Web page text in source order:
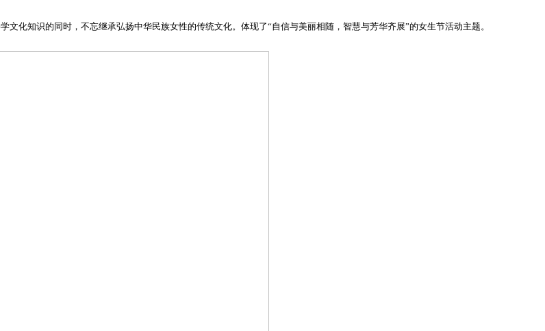
化知识的同时，不忘继承弘扬中华民族女性的传统文化。体现了“自信与美丽相随，智慧与芳华齐展”的女生节活动主题。